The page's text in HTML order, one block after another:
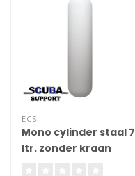
ECS
Mono cylinder staal 7
ltr. zonder kraan